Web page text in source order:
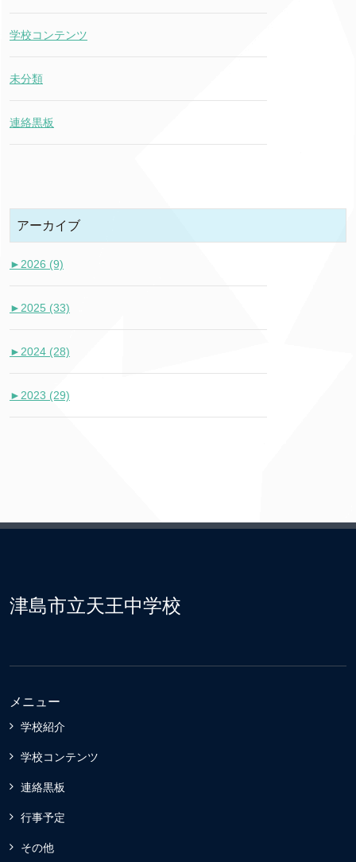
学校コンテンツ
未分類
連絡黒板
アーカイブ
► 2026 (9)
► 2025 (33)
► 2024 (28)
► 2023 (29)
津島市立天王中学校
メニュー
学校紹介
学校コンテンツ
連絡黒板
行事予定
その他